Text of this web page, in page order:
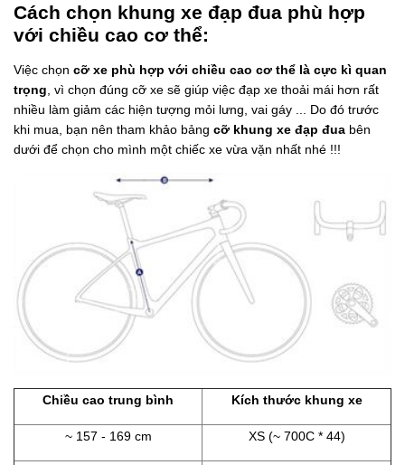
Cách chọn khung xe đạp đua phù hợp
với chiều cao cơ thể:
Việc chọn cỡ xe phù hợp với chiều cao cơ thể là cực kì quan
trọng , vì chọn đúng cỡ xe sẽ giúp việc đạp xe thoải mái hơn rất
nhiều làm giảm các hiện tượng mỏi lưng, vai gáy ... Do đó trước
khi mua, bạn nên tham khảo bảng cỡ khung xe đạp đua bên
dưới để chọn cho mình một chiếc xe vừa vặn nhất nhé !!!
Chiều cao trung bình Kích thước khung xe
~ 157 - 169 cm XS (~ 700C * 44)